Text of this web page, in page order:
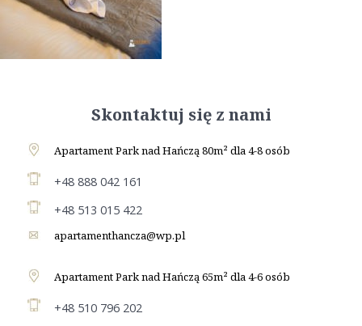
Skontaktuj się z nami
Apartament Park nad Hańczą 80m² dla 4-8 osób
+48 888 042 161
+48 513 015 422
apartamenthancza@wp.pl
Apartament Park nad Hańczą 65m² dla 4-6 osób
+48 510 796 202